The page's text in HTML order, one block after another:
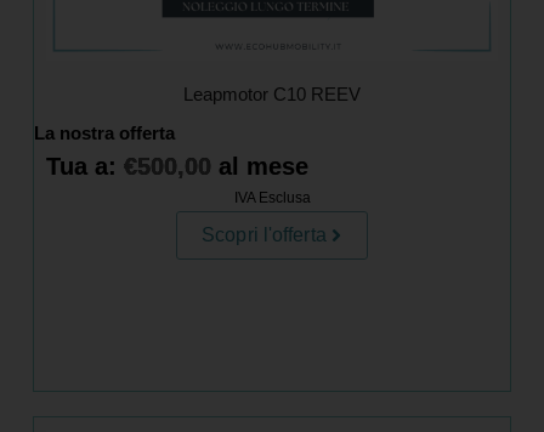
Leapmotor C10 REEV
La nostra offerta
Tua a: €500,00 al mese
IVA Esclusa
Scopri l'offerta